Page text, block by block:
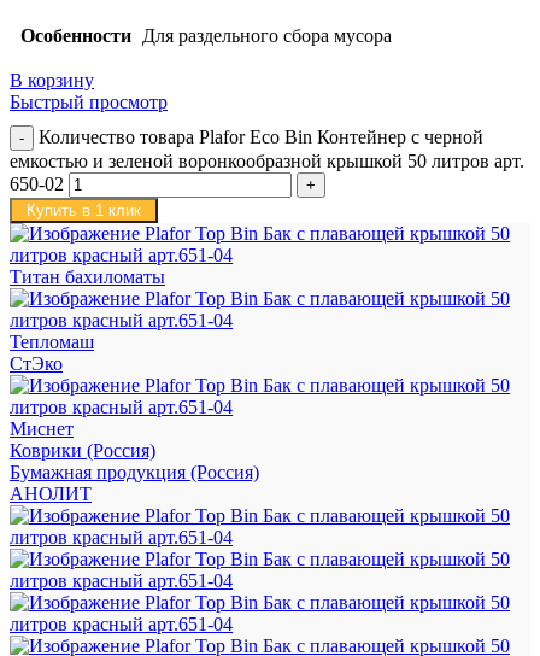
Особенности Для раздельного сбора мусора
В корзину
Быстрый просмотр
Количество товара Plafor Eco Bin Контейнер с черной
емкостью и зеленой воронкообразной крышкой 50 литров арт.
650-02
Купить в 1 клик
Титан бахиломаты
Тепломаш
СтЭко
Миснет
Коврики (Россия)
Бумажная продукция (Россия)
АНОЛИТ